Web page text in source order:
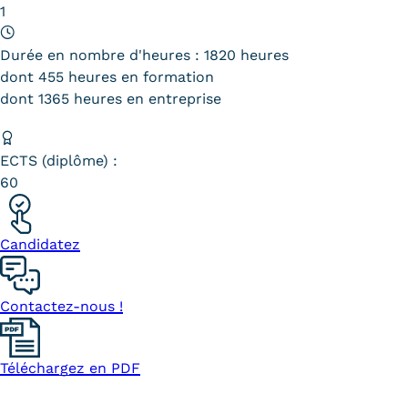
Modalités de financement
Infos entreprises
Accueillir un alternant ?
Infos partenaires
Communication
1
Durée en nombre d'heures : 1820 heures
dont 455 heures en formation
dont 1365 heures en entreprise
ECTS (diplôme) :
60
Candidatez
Contactez-nous !
Téléchargez en PDF